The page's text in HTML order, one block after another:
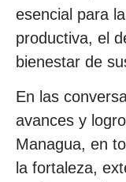
esencial para
productiva, el
bienestar de
En las
avances y
Managua, en
la fortaleza,